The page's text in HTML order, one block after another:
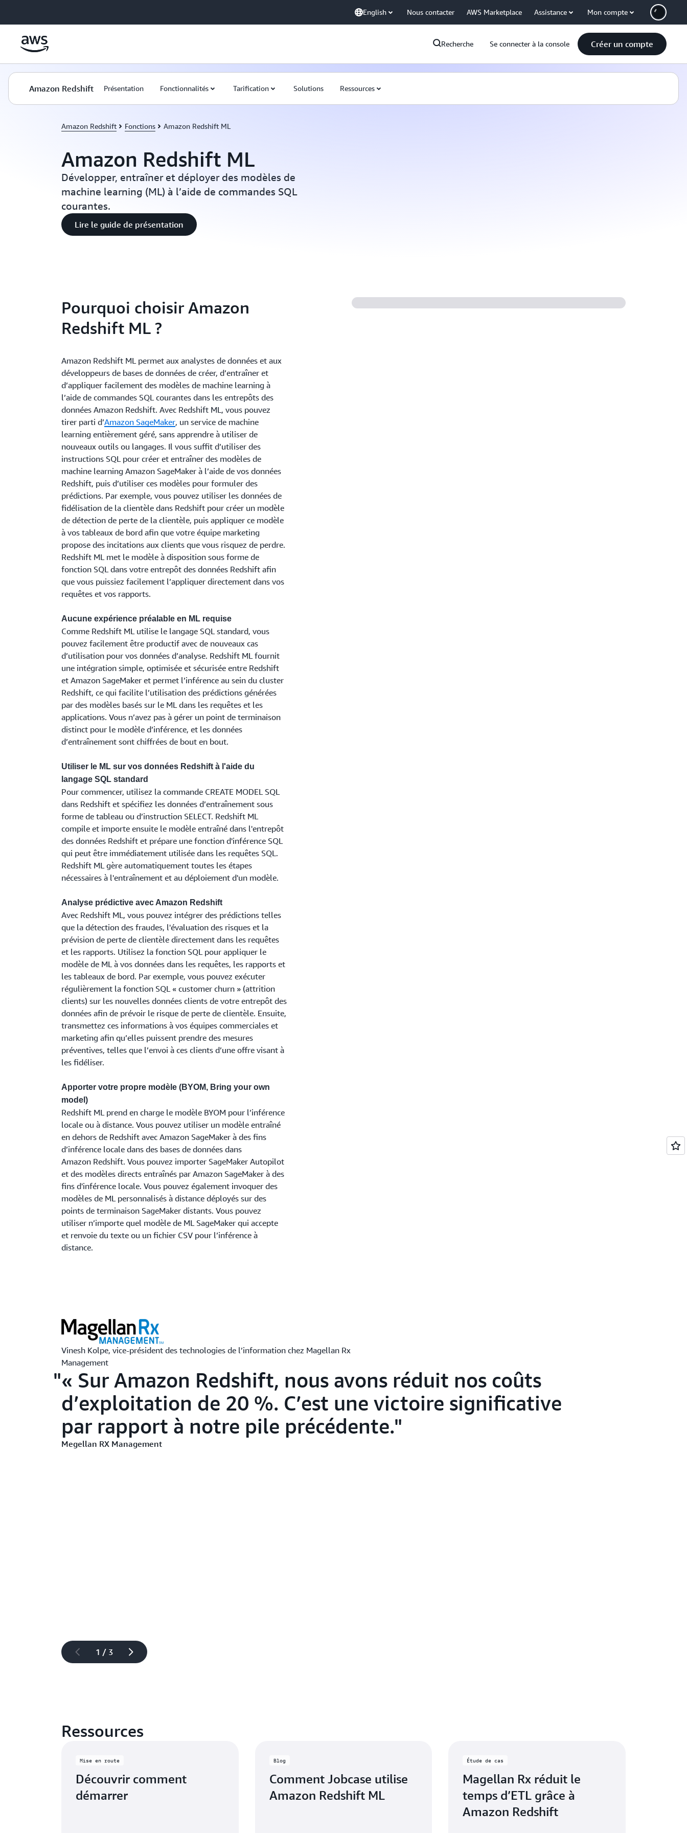
English Nous contacter AWS Marketplace Assistance Mon compte
Recherche Se connecter à la console Créer un compte
Amazon Redshift Présentation Fonctionnalités Tarification Solutions Ressources
Amazon Redshift Fonctions Amazon Redshift ML
Amazon Redshift ML
Développer, entraîner et déployer des modèles de
machine learning (ML) à l’aide de commandes SQL
courantes.
Lire le guide de présentation
Pourquoi choisir Amazon
Redshift ML ?
Amazon Redshift ML permet aux analystes de données et aux
développeurs de bases de données de créer, d’entraîner et
d’appliquer facilement des modèles de machine learning à
l’aide de commandes SQL courantes dans les entrepôts des
données Amazon Redshift. Avec Redshift ML, vous pouvez
tirer parti d’Amazon SageMaker, un service de machine
learning entièrement géré, sans apprendre à utiliser de
nouveaux outils ou langages. Il vous suffit d’utiliser des
instructions SQL pour créer et entraîner des modèles de
machine learning Amazon SageMaker à l’aide de vos données
Redshift, puis d’utiliser ces modèles pour formuler des
prédictions. Par exemple, vous pouvez utiliser les données de
fidélisation de la clientèle dans Redshift pour créer un modèle
de détection de perte de la clientèle, puis appliquer ce modèle
à vos tableaux de bord afin que votre équipe marketing
propose des incitations aux clients que vous risquez de perdre.
Redshift ML met le modèle à disposition sous forme de
fonction SQL dans votre entrepôt des données Redshift afin
que vous puissiez facilement l’appliquer directement dans vos
requêtes et vos rapports.
Aucune expérience préalable en ML requise
Comme Redshift ML utilise le langage SQL standard, vous
pouvez facilement être productif avec de nouveaux cas
d’utilisation pour vos données d’analyse. Redshift ML fournit
une intégration simple, optimisée et sécurisée entre Redshift
et Amazon SageMaker et permet l’inférence au sein du cluster
Redshift, ce qui facilite l’utilisation des prédictions générées
par des modèles basés sur le ML dans les requêtes et les
applications. Vous n’avez pas à gérer un point de terminaison
distinct pour le modèle d’inférence, et les données
d’entraînement sont chiffrées de bout en bout.
Utiliser le ML sur vos données Redshift à l'aide du
langage SQL standard
Pour commencer, utilisez la commande CREATE MODEL SQL
dans Redshift et spécifiez les données d’entraînement sous
forme de tableau ou d’instruction SELECT. Redshift ML
compile et importe ensuite le modèle entraîné dans l'entrepôt
des données Redshift et prépare une fonction d'inférence SQL
qui peut être immédiatement utilisée dans les requêtes SQL.
Redshift ML gère automatiquement toutes les étapes
nécessaires à l'entraînement et au déploiement d'un modèle.
Analyse prédictive avec Amazon Redshift
Avec Redshift ML, vous pouvez intégrer des prédictions telles
que la détection des fraudes, l'évaluation des risques et la
prévision de perte de clientèle directement dans les requêtes
et les rapports. Utilisez la fonction SQL pour appliquer le
modèle de ML à vos données dans les requêtes, les rapports et
les tableaux de bord. Par exemple, vous pouvez exécuter
régulièrement la fonction SQL « customer churn » (attrition
clients) sur les nouvelles données clients de votre entrepôt des
données afin de prévoir le risque de perte de clientèle. Ensuite,
transmettez ces informations à vos équipes commerciales et
marketing afin qu’elles puissent prendre des mesures
préventives, telles que l’envoi à ces clients d’une offre visant à
les fidéliser.
Apporter votre propre modèle (BYOM, Bring your own
model)
Redshift ML prend en charge le modèle BYOM pour l’inférence
locale ou à distance. Vous pouvez utiliser un modèle entraîné
en dehors de Redshift avec Amazon SageMaker à des fins
d’inférence locale dans des bases de données dans
Amazon Redshift. Vous pouvez importer SageMaker Autopilot
et des modèles directs entraînés par Amazon SageMaker à des
fins d'inférence locale. Vous pouvez également invoquer des
modèles de ML personnalisés à distance déployés sur des
points de terminaison SageMaker distants. Vous pouvez
utiliser n’importe quel modèle de ML SageMaker qui accepte
et renvoie du texte ou un fichier CSV pour l’inférence à
distance.
Vinesh Kolpe, vice-président des technologies de l’information chez Magellan Rx
Management
« Sur Amazon Redshift, nous avons réduit nos coûts
d’exploitation de 20 %. C’est une victoire significative
par rapport à notre pile précédente.
Megellan RX Management
1 / 3
Ressources
Mise en route
Découvrir comment
démarrer
Blog
Comment Jobcase utilise
Amazon Redshift ML
Étude de cas
Magellan Rx réduit le
temps d’ETL grâce à
Amazon Redshift